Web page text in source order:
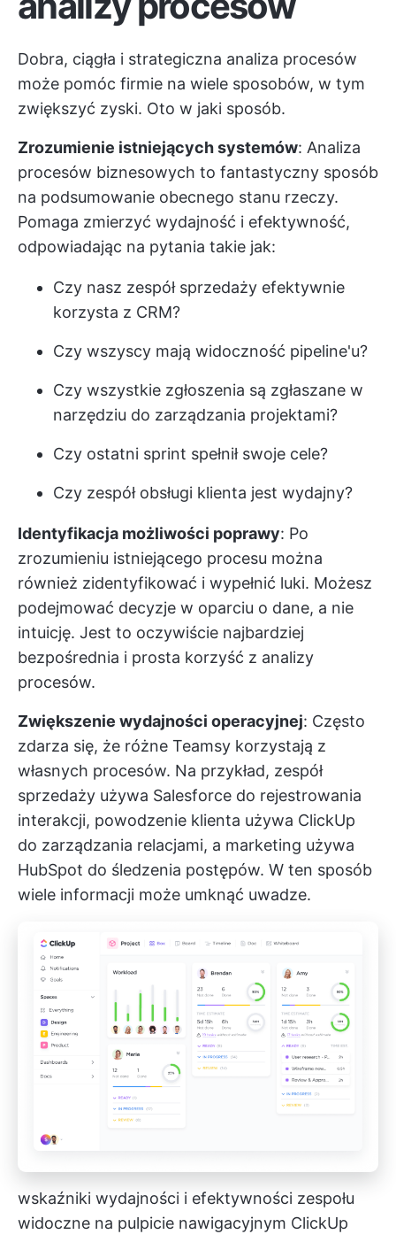
Dobra, ciągła i strategiczna analiza procesów
może pomóc firmie na wiele sposobów, w tym
zwiększyć zyski. Oto w jaki sposób.
Zrozumienie istniejących systemów: Analiza
procesów biznesowych to fantastyczny sposób
na podsumowanie obecnego stanu rzeczy.
Pomaga zmierzyć wydajność i efektywność,
odpowiadając na pytania takie jak:
Czy nasz zespół sprzedaży efektywnie
korzysta z CRM?
Czy wszyscy mają widoczność pipeline'u?
Czy wszystkie zgłoszenia są zgłaszane w
narzędziu do zarządzania projektami?
Czy ostatni sprint spełnił swoje cele?
Czy zespół obsługi klienta jest wydajny?
Identyfikacja możliwości poprawy: Po
zrozumieniu istniejącego procesu można
również zidentyfikować i wypełnić luki. Możesz
podejmować decyzje w oparciu o dane, a nie
intuicję. Jest to oczywiście najbardziej
bezpośrednia i prosta korzyść z analizy
procesów.
Zwiększenie wydajności operacyjnej: Często
zdarza się, że różne Teamsy korzystają z
własnych procesów. Na przykład, zespół
sprzedaży używa Salesforce do rejestrowania
interakcji, powodzenie klienta używa ClickUp
do zarządzania relacjami, a marketing używa
HubSpot do śledzenia postępów. W ten sposób
wiele informacji może umknąć uwadze.
wskaźniki wydajności i efektywności zespołu
widoczne na pulpicie nawigacyjnym ClickUp